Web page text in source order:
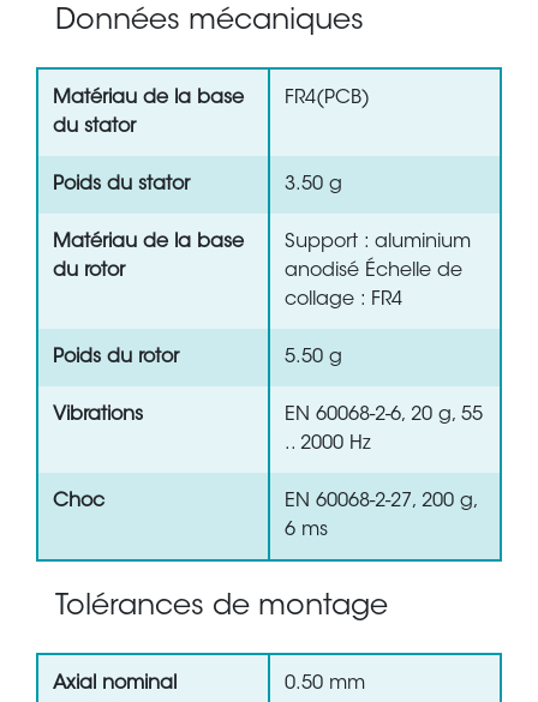
Données mécaniques
Matériau de la base
du stator
FR4(PCB)
Poids du stator 3.50 g
Matériau de la base
du rotor
Support : aluminium
anodisé Échelle de
collage : FR4
Poids du rotor 5.50 g
Vibrations
EN 60068-2-6, 20 g, 55
.. 2000 Hz
Choc
EN 60068-2-27, 200 g,
6 ms
Tolérances de montage
Axial nominal
0.50 mm